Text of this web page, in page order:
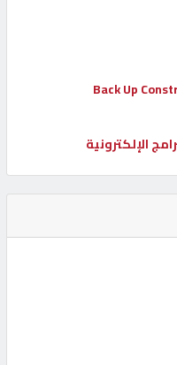
الإلكترونية